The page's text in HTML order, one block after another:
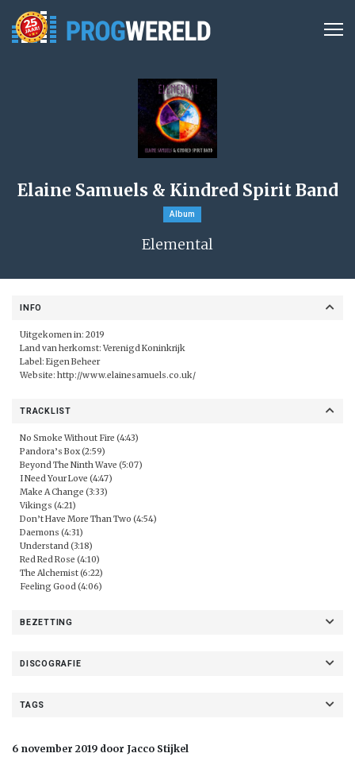
Elaine Samuels & Kindred Spirit Band
Album
Elemental
INFO
Uitgekomen in: 2019
Land van herkomst: Verenigd Koninkrijk
Label: Eigen Beheer
Website: http://www.elainesamuels.co.uk/
TRACKLIST
No Smoke Without Fire (4:43)
Pandora’s Box (2:59)
Beyond The Ninth Wave (5:07)
I Need Your Love (4:47)
Make A Change (3:33)
Vikings (4:21)
Don’t Have More Than Two (4:54)
Daemons (4:31)
Understand (3:18)
Red Red Rose (4:10)
The Alchemist (6:22)
Feeling Good (4:06)
BEZETTING
DISCOGRAFIE
TAGS
6 november 2019 door Jacco Stijkel